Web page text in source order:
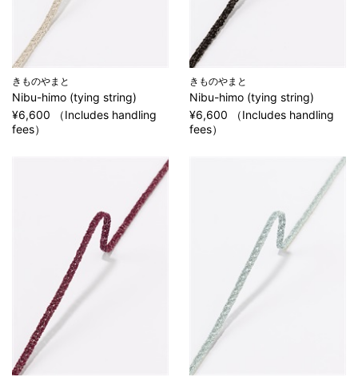
きものやまと
Nibu-himo (tying string)
¥6,600 （Includes handling
fees）
きものやまと
Nibu-himo (tying string)
¥6,600 （Includes handling
fees）